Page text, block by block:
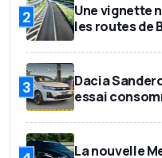
2
Une vignette
les routes de
3
Dacia
essai
La nouvelle